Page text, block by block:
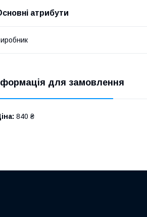
атрибути
для замовлення
840 ₴